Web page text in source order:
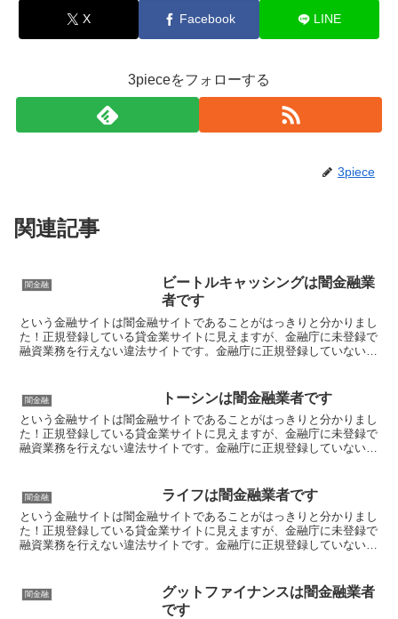
X Facebook LINE
3pieceをフォローする
3piece
関連記事
闇金融
ビートルキャッシングは闇金融業
者です
という金融サイトは闇金融サイトであることがはっきりと分かりまし
た！正規登録している貸金業サイトに見えますが、金融庁に未登録で
融資業務を行えない違法サイトです。金融庁に正規登録していない未
闇金融 トーシンは闇金融業者です
という金融サイトは闇金融サイトであることがはっきりと分かりまし
た！正規登録している貸金業サイトに見えますが、金融庁に未登録で
融資業務を行えない違法サイトです。金融庁に正規登録していない未
闇金融 ライフは闇金融業者です
という金融サイトは闇金融サイトであることがはっきりと分かりまし
た！正規登録している貸金業サイトに見えますが、金融庁に未登録で
融資業務を行えない違法サイトです。金融庁に正規登録していない未
闇金融
グットファイナンスは闇金融業者
です